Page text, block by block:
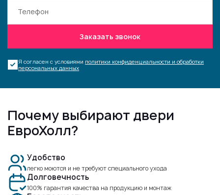
Заказать звонок
Я согласен с условиями политики конфиденциальности и обработки
персональных данных
Почему выбирают двери
ЕвроХолл?
Удобство
легко моются и не требуют специального ухода
Долговечность
100% гарантия качества на продукцию и монтаж